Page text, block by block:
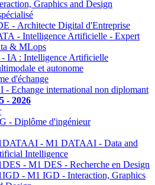
Graphics and Design
- Architecte Digital d'Entreprise
- Intelligence Artificielle - Expert
& MLops
IA : Intelligence Artificielle
et autonome
d'échange
- Echange international non diplomant
- 2026
- Diplôme d'ingénieur
- M1 DATAAI - Data and
Intelligence
- M1 DES - Recherche en Design
- M1 IGD - Interaction, Graphics